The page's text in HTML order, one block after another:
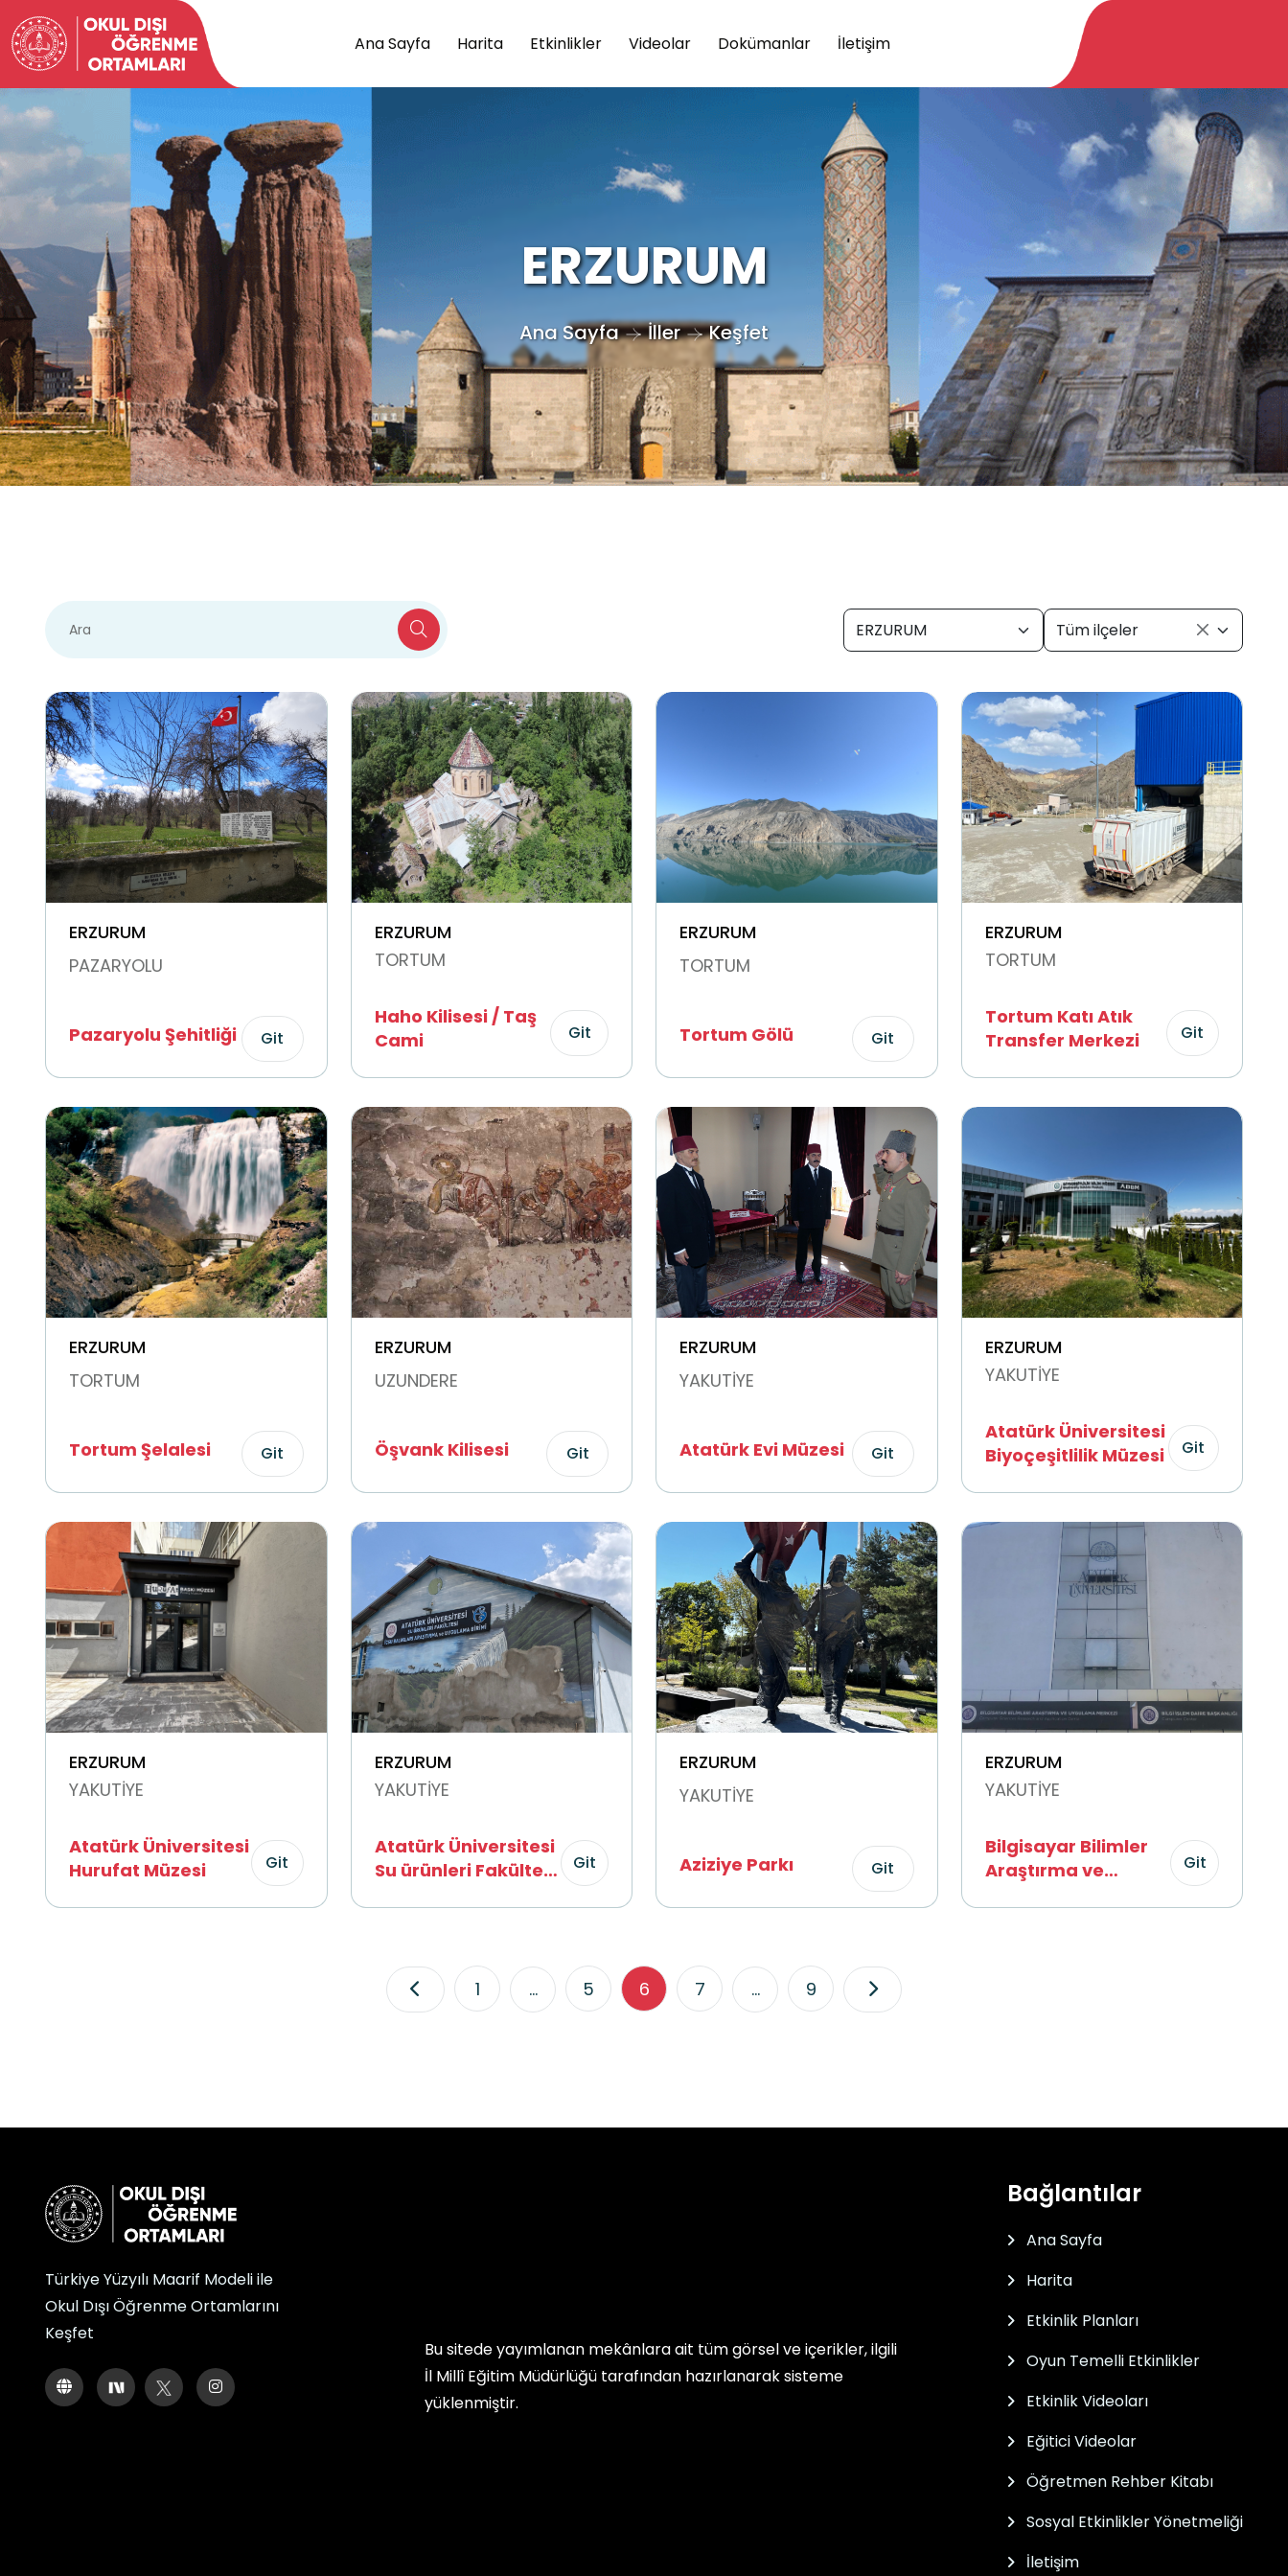
Ana Sayfa Harita Etkinlikler Videolar Dokümanlar İletişim
ERZURUM
Ana Sayfa İller Keşfet
ERZURUM Tüm ilçeler
ERZURUM
PAZARYOLU
Pazaryolu Şehitliği Git
ERZURUM
TORTUM
Haho Kilisesi / Taş
Cami
Git
ERZURUM
TORTUM
Tortum Gölü Git
ERZURUM
TORTUM
Tortum Katı Atık
Transfer Merkezi
Git
ERZURUM
TORTUM
Tortum Şelalesi Git
ERZURUM
UZUNDERE
Öşvank Kilisesi Git
ERZURUM
YAKUTİYE
Atatürk Evi Müzesi Git
ERZURUM
YAKUTİYE
Atatürk Üniversitesi
Biyoçeşitlilik Müzesi
Git
ERZURUM
YAKUTİYE
Atatürk Üniversitesi
Hurufat Müzesi
Git
ERZURUM
YAKUTİYE
Atatürk Üniversitesi
Su ürünleri Fakültesi
Git
ERZURUM
YAKUTİYE
Aziziye Parkı Git
ERZURUM
YAKUTİYE
Bilgisayar Bilimler
Araştırma ve
Git
1 ... 5 6 7 ... 9
Türkiye Yüzyılı Maarif Modeli ile
Okul Dışı Öğrenme Ortamlarını
Keşfet
Bu sitede yayımlanan mekânlara ait tüm görsel ve içerikler, ilgili
İl Millî Eğitim Müdürlüğütarafından hazırlanarak sisteme
yüklenmiştir.
Bağlantılar
Ana Sayfa
Harita
Etkinlik Planları
Oyun Temelli Etkinlikler
Etkinlik Videoları
Eğitici Videolar
Öğretmen Rehber Kitabı
Sosyal Etkinlikler Yönetmeliği
İletişim